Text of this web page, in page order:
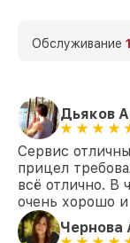
Обслуживание
Дьяков
Сервис
прицел
всё отлично. В
очень хорошо
Чернова